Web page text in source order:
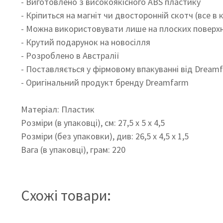
- Кріпиться на магніт чи двосторонній скотч (все в
- Можна використовувати лише на плоских
- Крутий подарунок на новосілля
- Розроблено в Австралії
- Поставляється у фірмовому впакуванні від
- Оригінальний продукт бренду Dreamfarm
Матеріал: Пластик
Розміри (в упаковці), см: 27,5 x 5 x 4,5
Розміри (без упаковки), див: 26,5 x 4,5 x 1,5
Вага (в упаковці), грам: 220
Схожі товари: